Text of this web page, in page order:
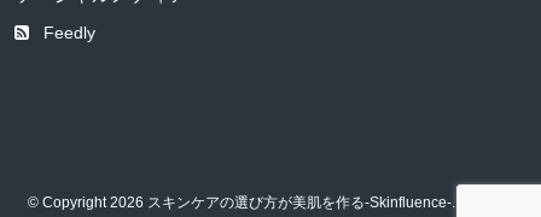
Feedly
© Copyright 2026 スキンケアの選び方が美肌を作る-Skinfluence-. All rights